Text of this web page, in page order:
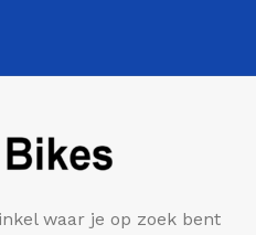
waar je op zoek bent